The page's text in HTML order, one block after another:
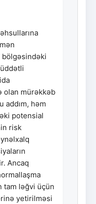
bölgəsindəki
olan mürəkkəb
addım, həm
potensial
risk
Ancaq
tam ləğvi üçün
yetirilməsi